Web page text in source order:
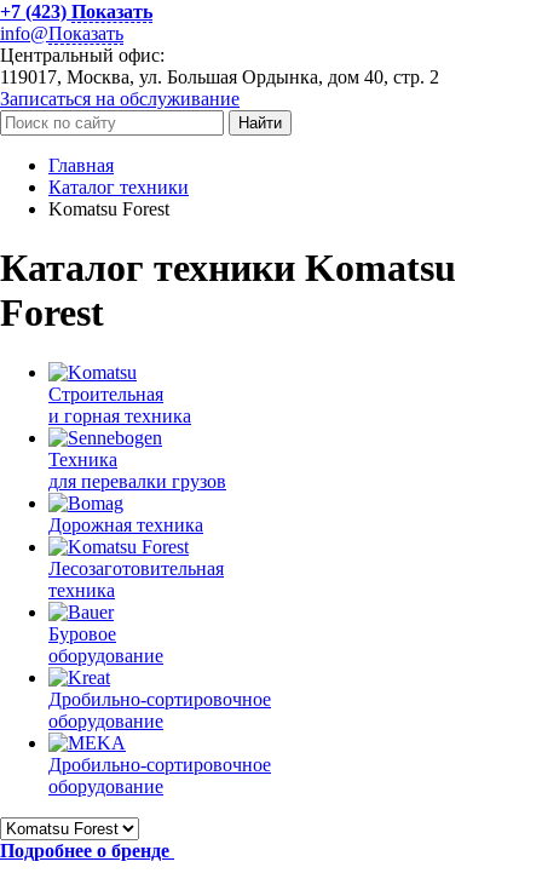
+7 (423) Показать
info@Показать
Центральный офис:
119017, Москва, ул. Большая Ордынка, дом 40, стр. 2
Записаться на обслуживание
Найти
Главная
Каталог техники
Komatsu Forest
Каталог техники Komatsu
Forest
Строительная
и горная техника
Техника
для перевалки грузов
Дорожная техника
Лесозаготовительная
техника
Буровое
оборудование
Дробильно-сортировочное
оборудование
Дробильно-сортировочное
оборудование
Подробнее о бренде